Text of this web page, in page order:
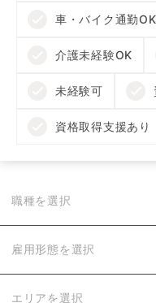
車・バイク通勤OK
介護未経験OK
未経験可
資格取得支援あり
職種を選択
雇用形態を選択
エリアを選択